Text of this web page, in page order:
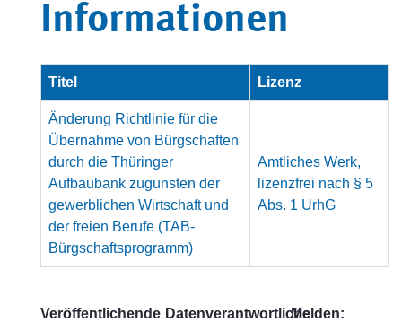
Informationen
Titel Lizenz
Änderung Richtlinie für die
Übernahme von Bürgschaften
durch die Thüringer
Aufbaubank zugunsten der
gewerblichen Wirtschaft und
der freien Berufe (TAB-
Bürgschaftsprogramm)
Amtliches Werk,
lizenzfrei nach § 5
Abs. 1 UrhG
Veröffentlichende DatenverantwortlicheMelden: